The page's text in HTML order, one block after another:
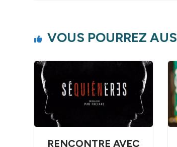
VOUS POURREZ
RENCONTRE AVEC